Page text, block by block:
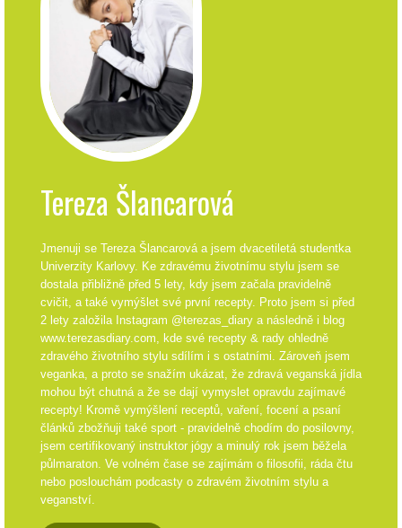
Tereza Šlancarová
Jmenuji se Tereza Šlancarová a jsem dvacetiletá studentka
Univerzity Karlovy. Ke zdravému životnímu stylu jsem se
dostala přibližně před 5 lety, kdy jsem začala pravidelně
cvičit, a také vymýšlet své první recepty. Proto jsem si před
2 lety založila Instagram @terezas_diary a následně i blog
www.terezasdiary.com, kde své recepty & rady ohledně
zdravého životního stylu sdílím i s ostatními. Zároveň jsem
veganka, a proto se snažím ukázat, že zdravá veganská jídla
mohou být chutná a že se dají vymyslet opravdu zajímavé
recepty! Kromě vymýšlení receptů, vaření, focení a psaní
článků zbožňuji také sport - pravidelně chodím do posilovny,
jsem certifikovaný instruktor jógy a minulý rok jsem běžela
půlmaraton. Ve volném čase se zajímám o filosofii, ráda čtu
nebo poslouchám podcasty o zdravém životním stylu a
veganství.